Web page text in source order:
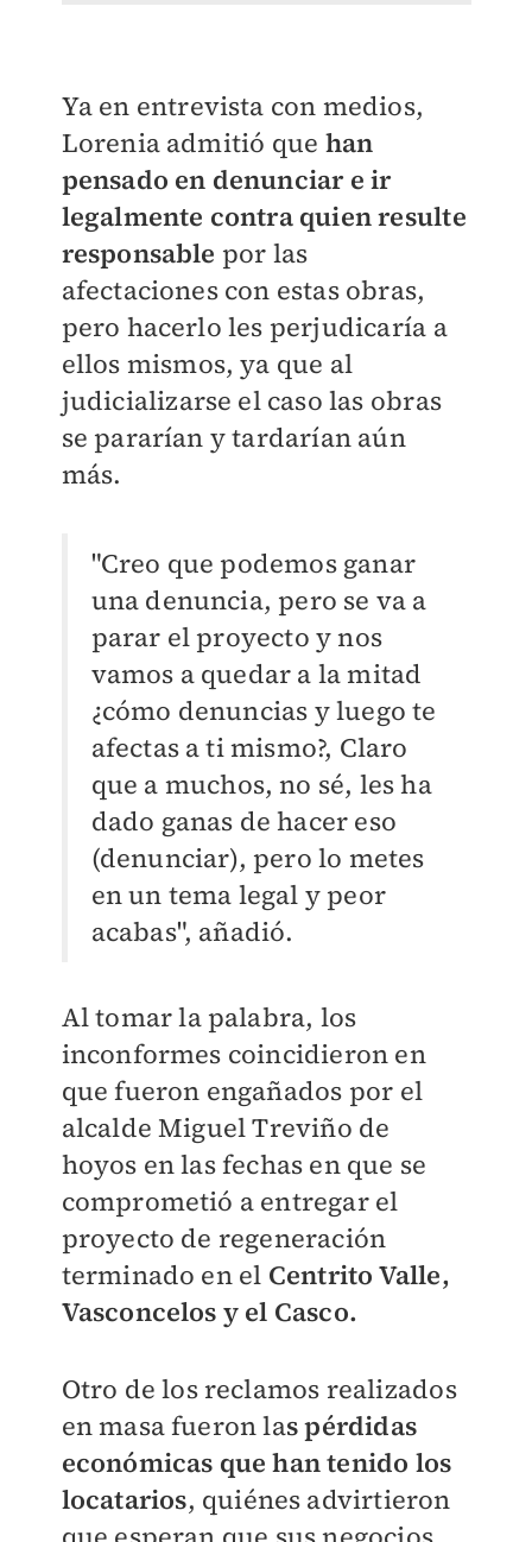
Ya en entrevista con medios,
Lorenia admitió que han
pensado en denunciar e ir
legalmente contra quien resulte
responsable por las
afectaciones con estas obras,
pero hacerlo les perjudicaría a
ellos mismos, ya que al
judicializarse el caso las obras
se pararían y tardarían aún
más.
"Creo que podemos ganar
una denuncia, pero se va a
parar el proyecto y nos
vamos a quedar a la mitad
¿cómo denuncias y luego te
afectas a ti mismo?, Claro
que a muchos, no sé, les ha
dado ganas de hacer eso
(denunciar), pero lo metes
en un tema legal y peor
acabas", añadió.
Al tomar la palabra, los
inconformes coincidieron en
que fueron engañados por el
alcalde Miguel Treviño de
hoyos en las fechas en que se
comprometió a entregar el
proyecto de regeneración
terminado en el Centrito Valle,
Vasconcelos y el Casco.
Otro de los reclamos realizados
en masa fueron las pérdidas
económicas que han tenido los
locatarios, quiénes advirtieron